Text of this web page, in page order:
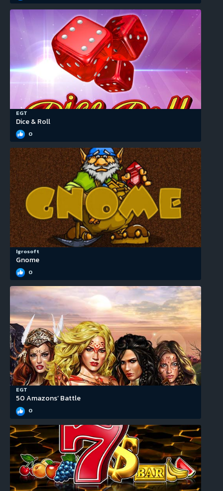
EGT
Dice & Roll
0
Igrosoft
Gnome
0
EGT
50 Amazons’ Battle
0